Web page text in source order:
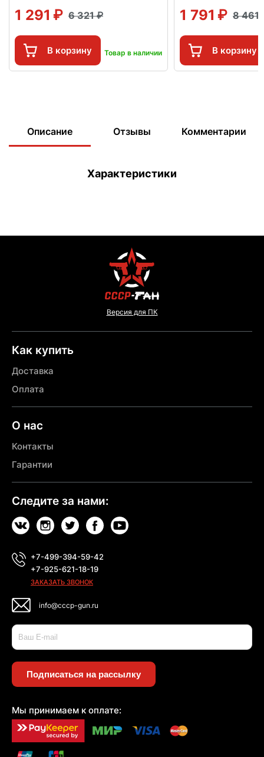
1 291 6 321
В корзину Товар в наличии
1 791 8 461
В корзину
Описание Отзывы Комментарии
Характеристики
Версия для ПК
Как купить
Доставка
Оплата
О нас
Контакты
Гарантии
Следите за нами:
+7-499-394-59-42
+7-925-621-18-19
ЗАКАЗАТЬ ЗВОНОК
info@cccp-gun.ru
Подписаться на рассылку
Мы принимаем к оплате: